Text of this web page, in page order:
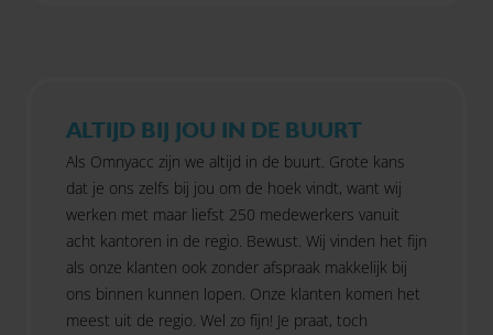
ALTIJD BIJ JOU IN DE BUURT
Als Omnyacc zijn we altijd in de buurt. Grote kans
dat je ons zelfs bij jou om de hoek vindt, want wij
werken met maar liefst 250 medewerkers vanuit
acht kantoren in de regio. Bewust. Wij vinden het fijn
als onze klanten ook zonder afspraak makkelijk bij
ons binnen kunnen lopen. Onze klanten komen het
meest uit de regio. Wel zo fijn! Je praat, toch